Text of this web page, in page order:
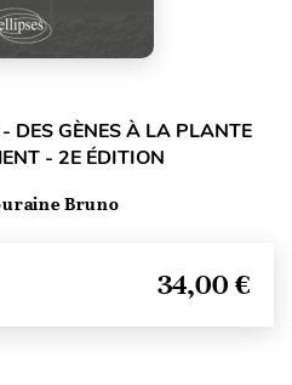
DES GÈNES À LA PLANTE
- 2E ÉDITION
Bruno
34,00 €